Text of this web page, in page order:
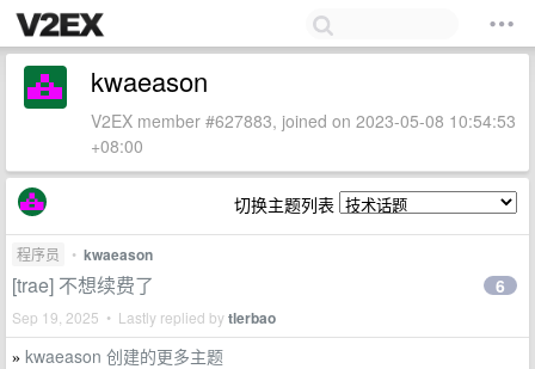
kwaeason
V2EX member #627883, joined on 2023-05-08 10:54:53
+08:00
切换主题列表
程序员 • kwaeason
[trae] 不想续费了
Sep 19, 2025 • Lastly replied bytlerbao
6
» kwaeason 创建的更多主题